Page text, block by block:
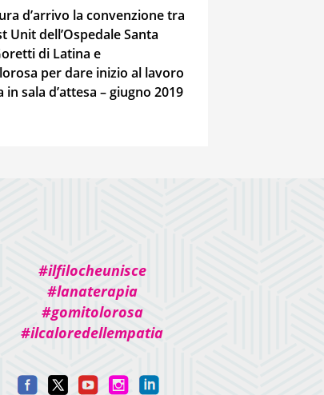
d’arrivo la convenzione tra
Unit dell’Ospedale Santa
di Latina e
per dare inizio al lavoro
in sala d’attesa – giugno 2019
#ilfilocheunisce
#lanaterapia
#gomitolorosa
#ilcaloredellempatia